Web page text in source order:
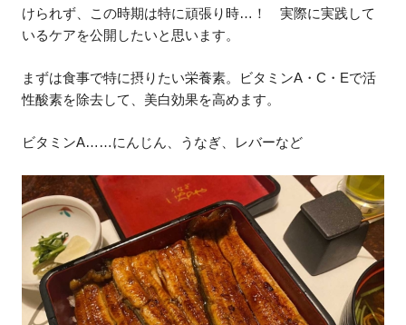
けられず、この時期は特に頑張り時…！ 実際に実践して
いるケアを公開したいと思います。
まずは食事で特に摂りたい栄養素。ビタミンA・C・Eで活
性酸素を除去して、美白効果を高めます。
ビタミンA……にんじん、うなぎ、レバーなど